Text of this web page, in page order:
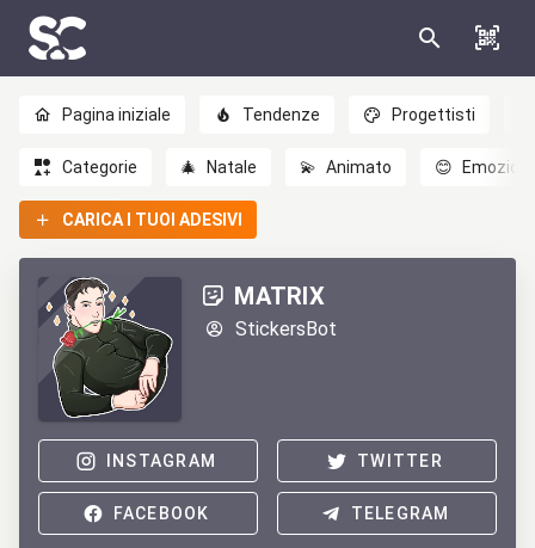
Pagina iniziale Tendenze Progettisti
Categorie 🎄 Natale 💫 Animato 😊 Emozioni
CARICA I TUOI ADESIVI
MATRIX
StickersBot
INSTAGRAM TWITTER
FACEBOOK TELEGRAM